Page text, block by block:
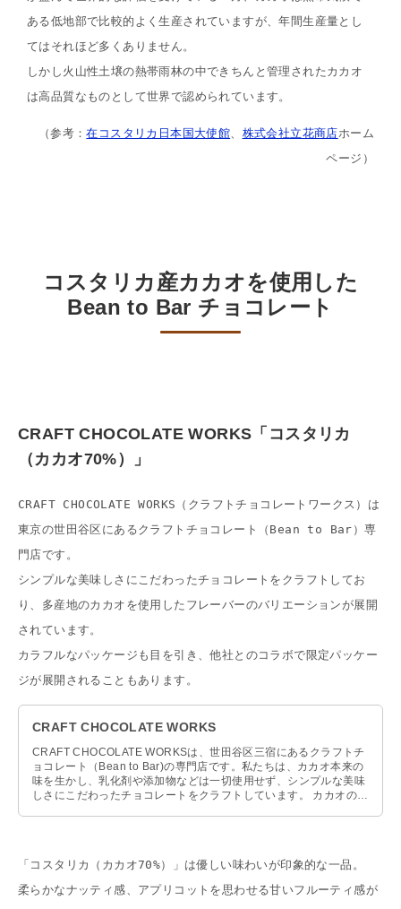
ある低地部で比較的よく生産されていますが、年間生産量とし
てはそれほど多くありません。
しかし火山性土壌の熱帯雨林の中できちんと管理されたカカオ
は高品質なものとして世界で認められています。
（参考：在コスタリカ日本国大使館、 株式会社立花商店ホーム
ページ）
コスタリカ産カカオを使用した
Bean to Bar チョコレート
CRAFT CHOCOLATE WORKS「コスタリカ
（カカオ70%）」
CRAFT CHOCOLATE WORKS（クラフトチョコレートワークス）は
東京の世田谷区にあるクラフトチョコレート（Bean to Bar）専
門店です。
シンプルな美味しさにこだわったチョコレートをクラフトしてお
り、多産地のカカオを使用したフレーバーのバリエーションが展開
されています。
カラフルなパッケージも目を引き、他社とのコラボで限定パッケー
ジが展開されることもあります。
CRAFT CHOCOLATE WORKS
CRAFT CHOCOLATE WORKSは、世田谷区三宿にあるクラフトチ
ョコレート（Bean to Bar)の専門店です。私たちは、カカオ本来の
味を生かし、乳化剤や添加物などは一切使用せず、シンプルな美味
しさにこだわったチョコレートをクラフトしています。 カカオの違
「コスタリカ（カカオ70%）」は優しい味わいが印象的な一品。
柔らかなナッティ感、アプリコットを思わせる甘いフルーティ感が